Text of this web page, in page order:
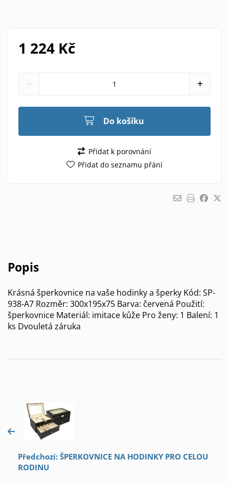
1 224 Kč
Do košíku
Přidat k porovnání
Přidat do seznamu přání
Popis
Krásná šperkovnice na vaše hodinky a šperky Kód: SP-
938-A7 Rozměr: 300x195x75 Barva: červená Použití:
šperkovnice Materiál: imitace kůže Pro ženy: 1 Balení: 1
ks Dvouletá záruka
Předchozí: ŠPERKOVNICE NA HODINKY PRO CELOU
RODINU